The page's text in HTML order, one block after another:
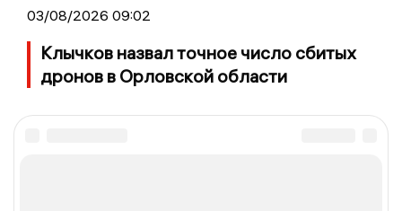
03/08/2026 09:02
Клычков назвал точное число сбитых
дронов в Орловской области